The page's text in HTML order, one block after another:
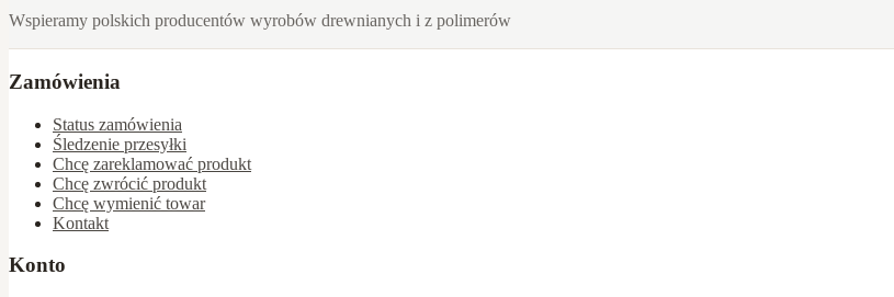
Wspieramy polskich producentów wyrobów drewnianych i z polimerów
Zamówienia
Status zamówienia
Śledzenie przesyłki
Chcę zareklamować produkt
Chcę zwrócić produkt
Chcę wymienić towar
Kontakt
Konto